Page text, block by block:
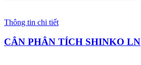
Thông tin chi tiết
CÂN PHÂN TÍCH SHINKO LN